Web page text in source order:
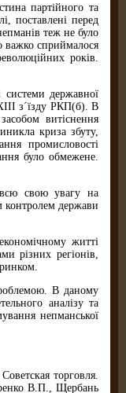
партійного та
поставлені перед
теж не було
важко сприймалося
років.
системи державної
XIII з´їзду РКП(б). В
витіснення
криза збуту,
промисловості
було обмежене.
всю свою увагу на
контролем держави
житті
різних регіонів,
В даному
аналізу та
непманської
торговля.
В.П., Щербань